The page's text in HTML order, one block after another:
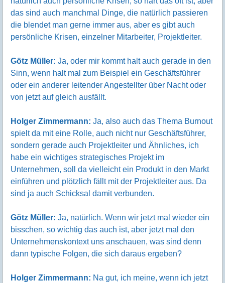
das sind auch manchmal Dinge, die natürlich passieren
die blendet man gerne immer aus, aber es gibt auch
persönliche Krisen, einzelner Mitarbeiter, Projektleiter.
Götz Müller: Ja, oder mir kommt halt auch gerade in den
Sinn, wenn halt mal zum Beispiel ein Geschäftsführer
oder ein anderer leitender Angestellter über Nacht oder
von jetzt auf gleich ausfällt.
Holger Zimmermann: Ja, also auch das Thema Burnout
spielt da mit eine Rolle, auch nicht nur Geschäftsführer,
sondern gerade auch Projektleiter und Ähnliches, ich
habe ein wichtiges strategisches Projekt im
Unternehmen, soll da vielleicht ein Produkt in den Markt
einführen und plötzlich fällt mit der Projektleiter aus. Da
sind ja auch Schicksal damit verbunden.
Götz Müller: Ja, natürlich. Wenn wir jetzt mal wieder ein
bisschen, so wichtig das auch ist, aber jetzt mal den
Unternehmenskontext uns anschauen, was sind denn
dann typische Folgen, die sich daraus ergeben?
Holger Zimmermann: Na gut, ich meine, wenn ich jetzt